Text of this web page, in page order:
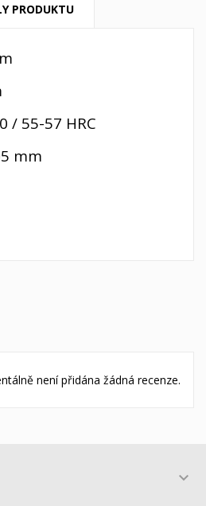
PRODUKTU
/ 55-57 HRC
mm
není přidána žádná recenze.
